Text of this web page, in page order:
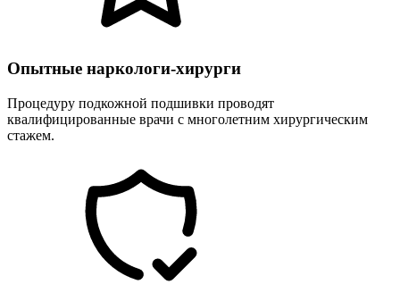
Опытные наркологи-хирурги
Процедуру подкожной подшивки проводят
квалифицированные врачи с многолетним хирургическим
стажем.